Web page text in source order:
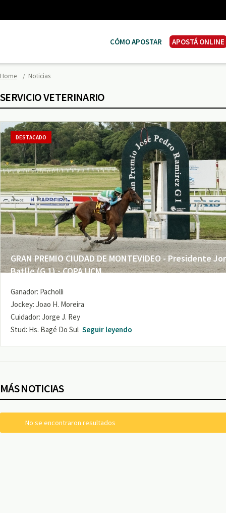
CÓMO APOSTAR APOSTÁ ONLINE
Home Noticias
SERVICIO VETERINARIO
GRAN PREMIO CIUDAD DE MONTEVIDEO - Presidente
Batlle (G 1) - COPA UCM
DESTACADO
Ganador: Pacholli
Jockey: Joao H. Moreira
Cuidador: Jorge J. Rey
Stud: Hs. Bagé Do Sul Seguir leyendo
MÁS NOTICIAS
No se encontraron resultados